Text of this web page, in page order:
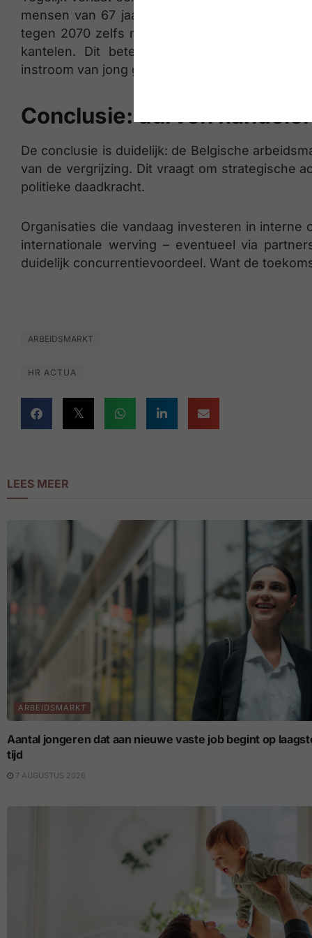
mensen van 67 jaar of ouder tegenover elke
tegen 2070 zelfs naar 43. De verhouding
kantelen. Dit betekent een structurele
instroom van jong gekwalificeerd personeel.
Conclusie: durven
De conclusie is duidelijk: de Belgische
van de vergrijzing. Dit vraagt om strategische
politieke daadkracht.
Organisaties die vandaag investeren in
internationale werving – eventueel via
duidelijk concurrentievoordeel. Want de
ARBEIDSMARKT
HR ACTUA
LEES MEER
ARBEIDSMARKT
Aantal jongeren dat aan nieuwe vaste job begint op
tijd
7 AUGUSTUS 2026